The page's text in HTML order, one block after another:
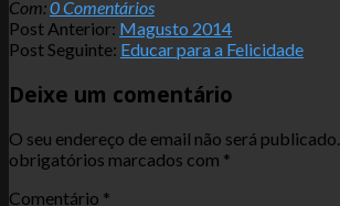
Com:0 Comentários
Post Anterior: Magusto 2014
Post Seguinte: Educar para a Felicidade
Deixe um comentário
O seu endereço de email não será publicado.
obrigatórios marcados com *
Comentário *